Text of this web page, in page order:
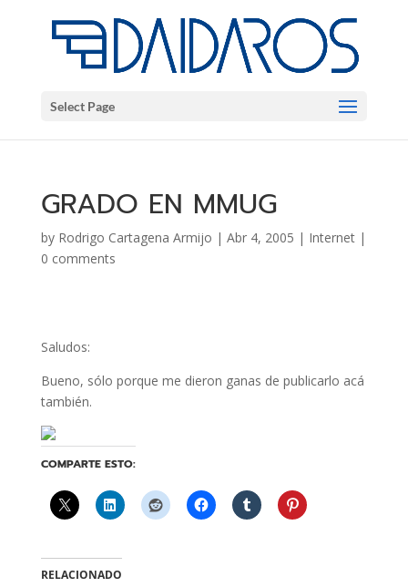
Select Page
GRADO EN MMUG
by Rodrigo Cartagena Armijo | Abr 4, 2005 | Internet|
0 comments
Saludos:
Bueno, sólo porque me dieron ganas de publicarlo acá
también.
COMPARTE ESTO:
RELACIONADO